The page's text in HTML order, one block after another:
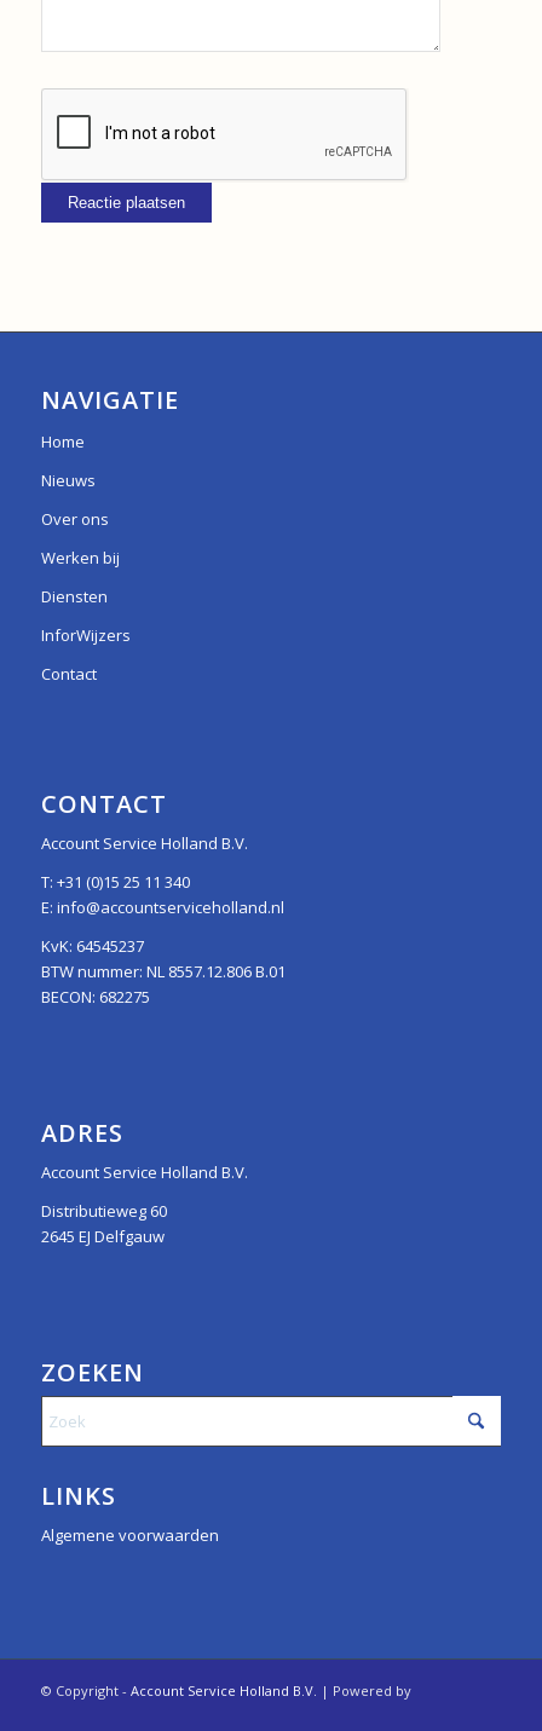
NAVIGATIE
Home
Nieuws
Over ons
Werken bij
Diensten
InforWijzers
Contact
CONTACT
Account Service Holland B.V.
T: +31 (0)15 25 11 340
E: info@accountserviceholland.nl
KvK: 64545237
BTW nummer: NL 8557.12.806 B.01
BECON: 682275
ADRES
Account Service Holland B.V.
Distributieweg 60
2645 EJ Delfgauw
ZOEKEN
LINKS
Algemene voorwaarden
© Copyright - Account Service Holland B.V. | Powered by